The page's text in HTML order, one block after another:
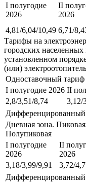
I полугодие
2026
II
2026
4,81/6,04/10,49 6,71/
Тарифы на
городских
установленном
(или)
Одноставочный тариф
I полугодие 2026 II
2,8/3,51/8,74
3,12/
Дневная зона.
Полупиковая
I полугодие
2026
II
2026
3,18/3,99/9,91
3,72/